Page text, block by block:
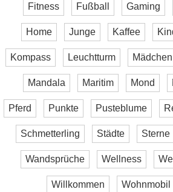
Fitness Fußball Gaming
Home Junge Kaffee
Kompass Leuchtturm Mädchen
Mandala Maritim Mond
Pferd Punkte Pusteblume
Schmetterling Städte Sterne
Wandsprüche Wellness
Willkommen Wohnmobil